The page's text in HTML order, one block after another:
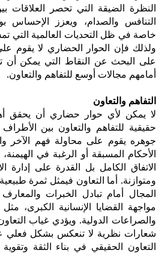
النظرة الضيقة التي تحصر
التنافس والصدام، ويعزز الإحساس
خاصة في ظل التحديات العالمية التي
ولذلك فإن الحوار الحضاري لا يقوم
على البحث عن النقاط التي يمكن أن
أمامهم مجالات أوسع للتفاهم والتعاون.
التفاهم والتعاون
لا يمكن لأي حوار حضاري أن يحقق
حقيقية للتفاهم والتعاون بين
جوهره يقوم على محاولة فهم الآخر
الأحكام المسبقة أو الرغبة في
الاتفاق الكامل بل القدرة على إدارة
ومتوازنة. أما التعاون فيمثل ثمرة
المجال أمام تبادل الخبرات
مواجهة القضايا الإنسانية الكبرى، مثل
والصراعات الدولية. ويؤدي غياب
شعارات نظرية لا تنعكس بشكل فعلي
التعاون الحقيقي في بناء الثقة